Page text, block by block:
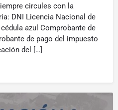
circules con la
DNI Licencia Nacional de
azul Comprobante de
de pago del impuesto
del […]